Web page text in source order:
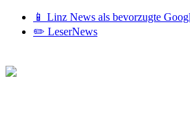
📱 Linz News als bevorzugte
✏️ LeserNews